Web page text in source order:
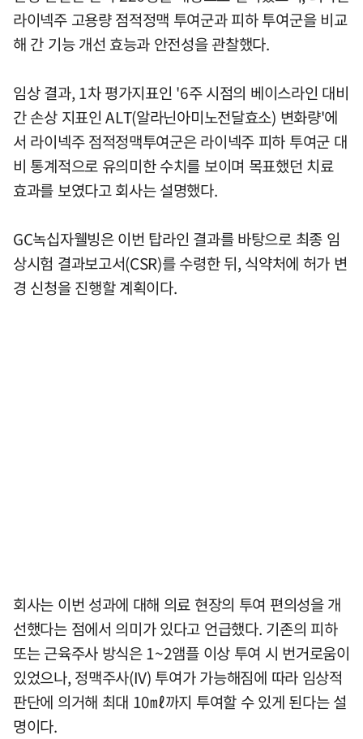
라이넥주 고용량 점적정맥 투여군과 피하 투여군을 비교
해 간 기능 개선 효능과 안전성을 관찰했다.
임상 결과, 1차 평가지표인 '6주 시점의 베이스라인 대비
간 손상 지표인 ALT(알라닌아미노전달효소) 변화량'에
서 라이넥주 점적정맥투여군은 라이넥주 피하 투여군 대
비 통계적으로 유의미한 수치를 보이며 목표했던 치료
효과를 보였다고 회사는 설명했다.
GC녹십자웰빙은 이번 탑라인 결과를 바탕으로 최종 임
상시험 결과보고서(CSR)를 수령한 뒤, 식약처에 허가 변
경 신청을 진행할 계획이다.
회사는 이번 성과에 대해 의료 현장의 투여 편의성을 개
선했다는 점에서 의미가 있다고 언급했다. 기존의 피하
또는 근육주사 방식은 1~2앰플 이상 투여 시 번거로움이
있었으나, 정맥주사(IV) 투여가 가능해짐에 따라 임상적
판단에 의거해 최대 10㎖까지 투여할 수 있게 된다는 설
명이다.